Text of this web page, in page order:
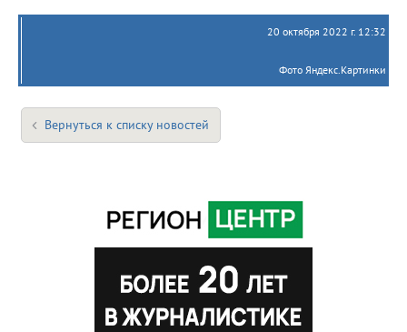
20 октября 2022 г. 12:32
Фото Яндекс.Картинки
Вернуться к списку новостей